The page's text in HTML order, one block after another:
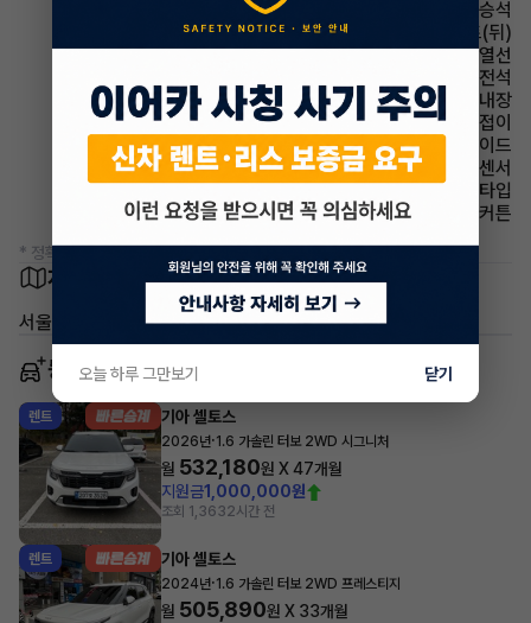
에어백 동승석
시트 열선시트(뒤)
사이드미러 열선
에어백 운전석
룸미러 하이패스 내장
사이드미러 전동접이
에어백 사이드
주차보조 전방감지센서
헤드램프 프로젝션 타입
에어백 커튼
* 정확한 정보는 판매자와 반드시 확인하시기 바랍니다.
차량 위치
서울 동작구 노량진동
동일 차종 이어카
렌트 기아 셀토스
2026년·1.6 가솔린 터보 2WD 시그니처
월 532,180원 X47개월
지원금1,000,000원
조회 1,3632시간 전
렌트 기아 셀토스
2024년·1.6 가솔린 터보 2WD 프레스티지
월 505,890원 X 33개월
오늘 하루 그만보기 닫기